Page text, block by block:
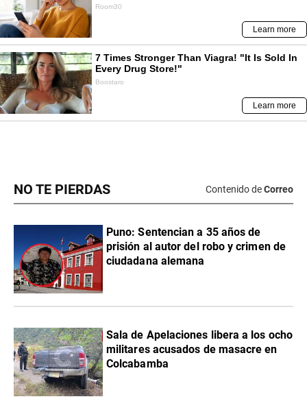
NO TE PIERDAS Contenido deCorreo
Puno: Sentencian a 35 años de
prisión al autor del robo y crimen de
ciudadana alemana
Sala de Apelaciones libera a los ocho
militares acusados de masacre en
Colcabamba